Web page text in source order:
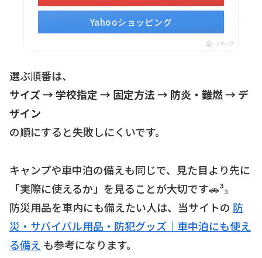
Yahooショッピング
ポチップ
選ぶ順番は、
サイズ → 学校指定 → 固定方法 → 防炎・難燃 → デ
ザイン
の順にすると失敗しにくいです。
キャンプや車中泊の備えも同じで、見た目より先に
「実際に使えるか」を見ることが大切です🚗³₃
防災用品を車内にも備えたい人は、当サイトの 防
災・サバイバル用品・防犯グッズ｜車中泊にも使え
る備え も参考になります。